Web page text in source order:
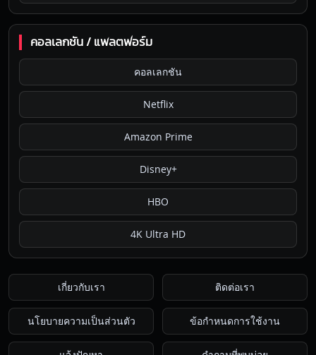
คอลเลกชัน / แพลตฟอร์ม
คอลเลกชัน
Netflix
Amazon Prime
Disney+
HBO
4K Ultra HD
เกี่ยวกับเรา ติดต่อเรา
นโยบายความเป็นส่วนตัว ข้อกำหนดการใช้งาน